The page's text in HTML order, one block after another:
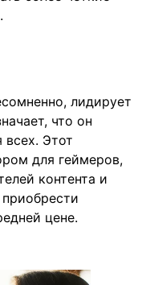
лидирует
что он
всех. Этот
для геймеров,
контента и
цене.